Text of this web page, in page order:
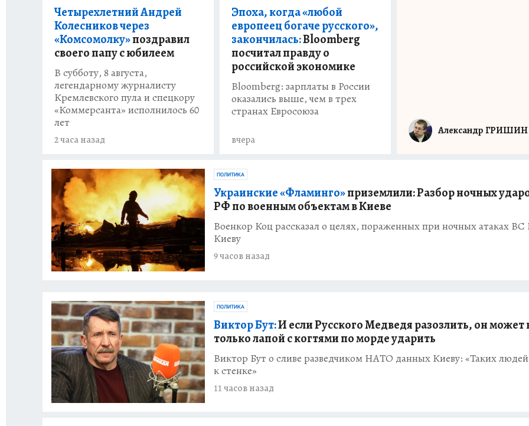
Четырехлетний Андрей
Колесников через
«Комсомолку»поздравил
своего папу с юбилеем
В субботу, 8 августа,
легендарному журналисту
Кремлевского пула и спецкору
«Коммерсанта» исполнилось 60
лет
2 часа назад
Эпоха, когда «любой
европеец богаче русского»,
закончилась:Bloomberg
посчитал правду о
российской экономике
Bloomberg: зарплаты в России
оказались выше, чем в трех
странах Евросоюза
вчера
Александр ГРИШИН
ПОЛИТИКА
Украинские «Фламинго»приземлили: Разбор ночных
РФ по военным объектам в Киеве
Военкор Коц рассказал о целях, пораженных при ночных атаках
Киеву
9 часов назад
ПОЛИТИКА
Виктор Бут:И если Русского Медведя разозлить, он может
только лапой с когтями по морде ударить
Виктор Бут о сливе разведчиком НАТО данных Киеву: «Таких
к стенке»
11 часов назад